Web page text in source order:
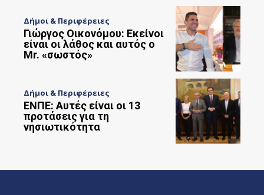
Δήμοι & Περιφέρειες
Γιώργος Οικονόμου: Εκείνοι
είναι οι λάθος και αυτός ο
Mr. «σωστός»
Δήμοι & Περιφέρειες
ΕΝΠΕ: Αυτές είναι οι 13
προτάσεις για τη
νησιωτικότητα